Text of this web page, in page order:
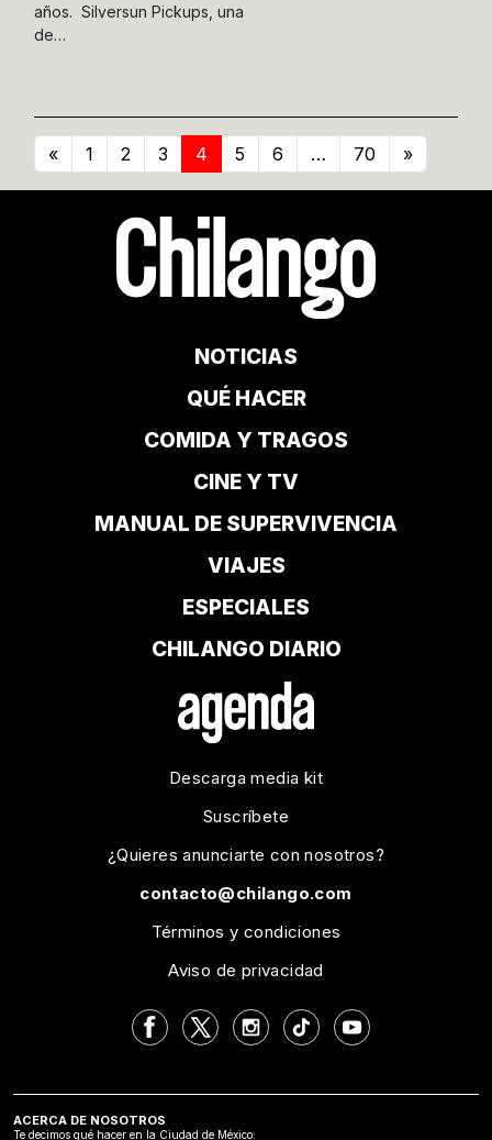
años. Silversun Pickups, una
de…
« 1 2 3 4 5 6 … 70 »
NOTICIAS
QUÉ HACER
COMIDA Y TRAGOS
CINE Y TV
MANUAL DE SUPERVIVENCIA
VIAJES
ESPECIALES
CHILANGO DIARIO
Descarga media kit
Suscríbete
¿Quieres anunciarte con nosotros?
contacto@chilango.com
Términos y condiciones
Aviso de privacidad
ACERCA DE NOSOTROS
Te decimos qué hacer en la Ciudad de México: